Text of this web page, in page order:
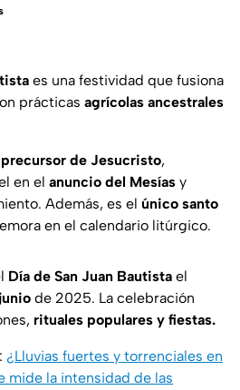
es una festividad que fusiona
prácticas agrícolas ancestrales
precursor de Jesucristo,
en el anuncio del Mesías y
Además, es el único santo
en el calendario litúrgico.
Día de San Juan Bautista el
de 2025. La celebración
rituales populares y fiestas.
¿Lluvias fuertes y torrenciales en
mide la intensidad de las